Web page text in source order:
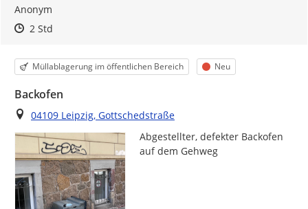
Anonym
Zeitpunkt des Erstellens
Zeitpunkt des Erstellens
2 StdZur Äußerung
Kategorie
Müllablagerung im öffentlichen Bereich Status
Neu
Backofen
Ort
04109 Leipzig, Gottschedstraße
Abgestellter, defekter Backofen
auf dem Gehweg